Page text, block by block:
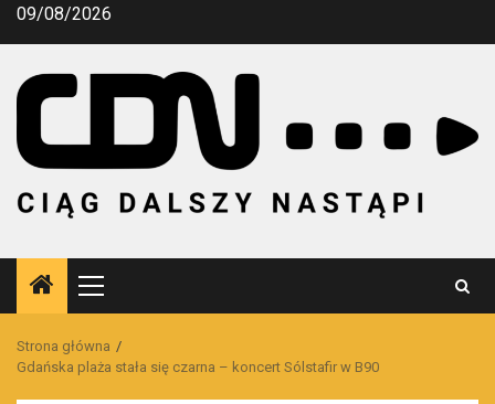
Przejdź
09/08/2026
Menu
główne
Strona główna
Gdańska plaża stała się czarna – koncert Sólstafir w B90